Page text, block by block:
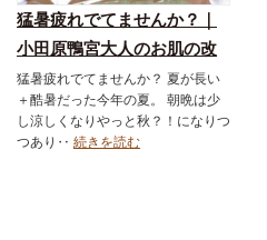
猛暑疲れでてませんか？｜
小田原鴨宮大人のお肌の改
善スキンケアショップ＆エ
ステサロン｜ダーマロジカ
｜お得なメニュー｜フェイ
猛暑疲れでてませんか？ 夏が長い
＋酷暑だった今年の夏。 朝晩は少
し涼しくなりやっと秋？！になりつ
つあり‥ 続きを読む